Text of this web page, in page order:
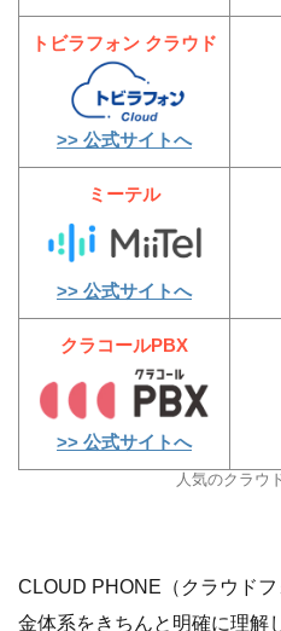
トビラフォン クラウド
>> 公式サイトへ
ミーテル
>> 公式サイトへ
クラコールPBX
>> 公式サイトへ
人気のクラウ
CLOUD PHONE（クラウド
金体系をきちんと明確に理解